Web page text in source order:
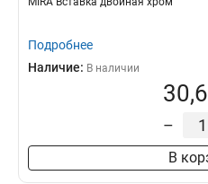
Подробнее
Наличие: В наличии
–
В